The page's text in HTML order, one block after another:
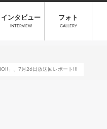
インタビュー
INTERVIEW
フォト
GALLERY
」、7月26日放送回レポート!!!